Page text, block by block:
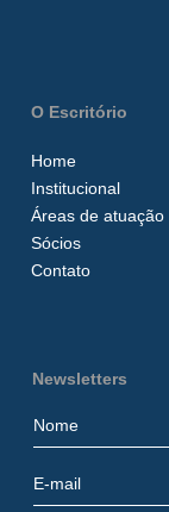
O Escritório
Home
Institucional
Áreas de atuação
Sócios
Contato
Newsletters